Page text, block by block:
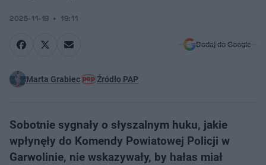
2025-11-19 19:11
Dodaj do Google
Marta Grabiec Źródło PAP
Sobotnie sygnały o słyszalnym huku, jakie
wpłynęły do Komendy Powiatowej Policji w
Garwolinie, nie wskazywały, by hałas miał